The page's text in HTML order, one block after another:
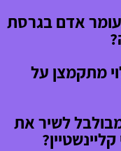
אדם בגרסת
מתקמצן על
לשיר את